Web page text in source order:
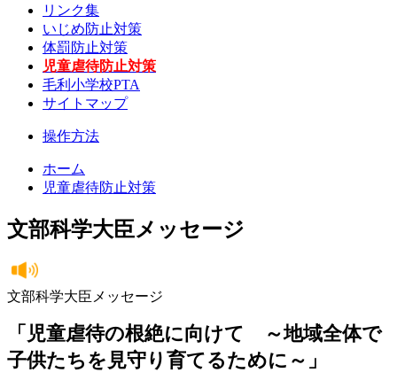
リンク集
いじめ防止対策
体罰防止対策
児童虐待防止対策
毛利小学校PTA
サイトマップ
操作方法
ホーム
児童虐待防止対策
文部科学大臣メッセージ
文部科学大臣メッセージ
「児童虐待の根絶に向けて ～地域全体で
子供たちを見守り育てるために～」